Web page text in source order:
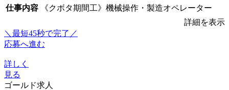
仕事内容
《クボタ期間工》機械操作・製造オペレーター
詳細を表示
＼最短45秒で完了／
応募へ進む
詳しく
見る
ゴールド求人